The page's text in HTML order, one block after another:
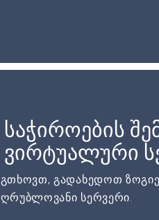
საჭიროების
ვირტუალური
გთხოვთ, გადახედოთ
ღრუბლოვანი სერვერი.